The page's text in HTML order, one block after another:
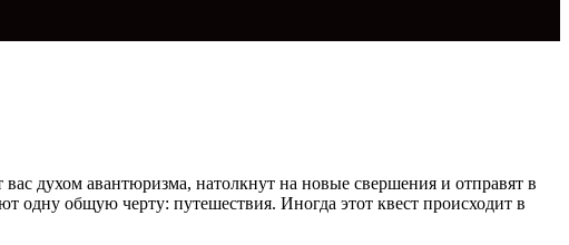
духом авантюризма, натолкнут на новые свершения и отправят в
одну общую черту: путешествия. Иногда этот квест происходит в